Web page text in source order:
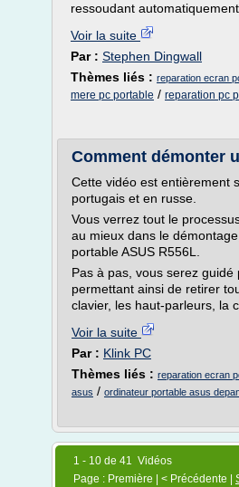
ressoudant
Voir la suite
Par : Stephen Dingwall
Thèmes liés : reparation ecran
mere pc portable / reparation pc
Comment démonter
Cette vidéo est entièrement
portugais et en russe.
Vous verrez tout le
au mieux dans le
portable ASUS R556L.
Pas à pas, vous serez
permettant ainsi de retirer
clavier, les haut-parleurs, la
Voir la suite
Par : Klink PC
Thèmes liés : reparation ecran
asus / ordinateur portable asus
1 - 10 de 41 Vidéos
Page : Première | < Précédente |